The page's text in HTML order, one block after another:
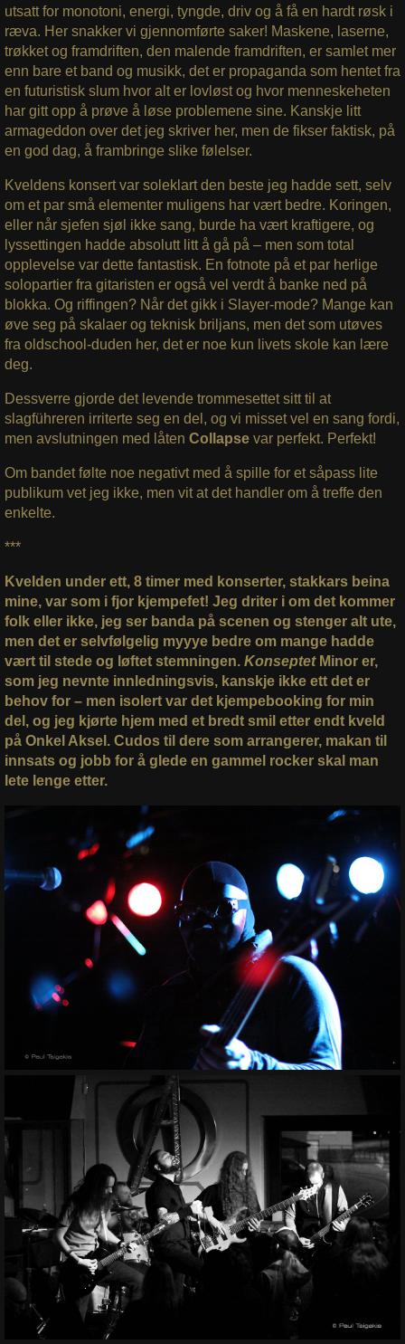
utsatt for monotoni, energi, tyngde, driv og å få en hardt røsk i
ræva. Her snakker vi gjennomførte saker! Maskene, laserne,
trøkket og framdriften, den malende framdriften, er samlet mer
enn bare et band og musikk, det er propaganda som hentet fra
en futuristisk slum hvor alt er lovløst og hvor menneskeheten
har gitt opp å prøve å løse problemene sine. Kanskje litt
armageddon over det jeg skriver her, men de fikser faktisk, på
en god dag, å frambringe slike følelser.
Kveldens konsert var soleklart den beste jeg hadde sett, selv
om et par små elementer muligens har vært bedre. Koringen,
eller når sjefen sjøl ikke sang, burde ha vært kraftigere, og
lyssettingen hadde absolutt litt å gå på – men som total
opplevelse var dette fantastisk. En fotnote på et par herlige
solopartier fra gitaristen er også vel verdt å banke ned på
blokka. Og riffingen? Når det gikk i Slayer-mode? Mange kan
øve seg på skalaer og teknisk briljans, men det som utøves
fra oldschool-duden her, det er noe kun livets skole kan lære
deg.
Dessverre gjorde det levende trommesettet sitt til at
slagführeren irriterte seg en del, og vi misset vel en sang fordi,
men avslutningen med låten Collapse var perfekt. Perfekt!
Om bandet følte noe negativt med å spille for et såpass lite
publikum vet jeg ikke, men vit at det handler om å treffe den
enkelte.
***
Kvelden under ett, 8 timer med konserter, stakkars beina
mine, var som i fjor kjempefet! Jeg driter i om det kommer
folk eller ikke, jeg ser banda på scenen og stenger alt ute,
men det er selvfølgelig myyye bedre om mange hadde
vært til stede og løftet stemningen. KonseptetMinor er,
som jeg nevnte innledningsvis, kanskje ikke ett det er
behov for – men isolert var det kjempebooking for min
del, og jeg kjørte hjem med et bredt smil etter endt kveld
på Onkel Aksel. Cudos til dere som arrangerer, makan til
innsats og jobb for å glede en gammel rocker skal man
lete lenge etter.